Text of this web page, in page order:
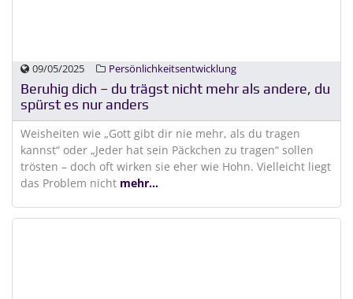
09/05/2025 Persönlichkeitsentwicklung
Beruhig dich – du trägst nicht mehr als andere, du
spürst es nur anders
Weisheiten wie „Gott gibt dir nie mehr, als du tragen
kannst“ oder „Jeder hat sein Päckchen zu tragen“ sollen
trösten – doch oft wirken sie eher wie Hohn. Vielleicht liegt
das Problem nicht mehr...